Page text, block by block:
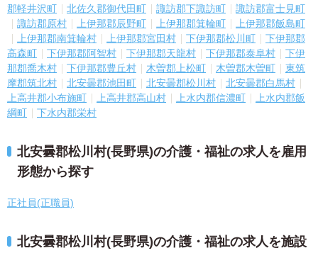
郡軽井沢町
北佐久郡御代田町 諏訪郡下諏訪町
諏訪郡富士見町
諏訪郡原村
上伊那郡辰野町 上伊那郡箕輪町
上伊那郡飯島町
上伊那郡南箕輪村
上伊那郡宮田村 下伊那郡松川町
下伊那郡
高森町
下伊那郡阿智村 下伊那郡天龍村 下伊那郡泰阜村
下伊
那郡喬木村
下伊那郡豊丘村 木曽郡上松町 木曽郡木曽町
東筑
摩郡筑北村
北安曇郡池田町 北安曇郡松川村
北安曇郡白馬村
上高井郡小布施町
上高井郡高山村 上水内郡信濃町
上水内郡飯
綱町
下水内郡栄村
北安曇郡松川村(長野県)の介護・福祉の求人を雇用
形態から探す
正社員(正職員)
北安曇郡松川村(長野県)の介護・福祉の求人を施設